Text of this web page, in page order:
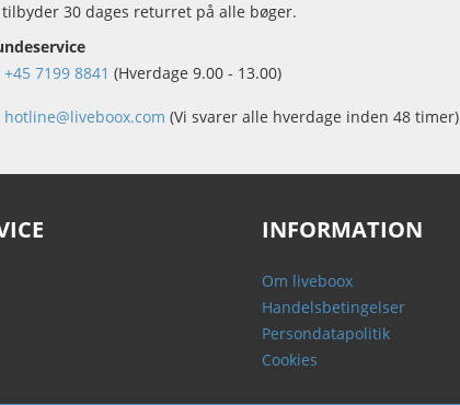
tilbyder 30 dages returret på alle bøger.
+45 7199 8841 (Hverdage 9.00 - 13.00)
hotline@liveboox.com (Vi svarer alle hverdage inden 48 timer)
INFORMATION
Om liveboox
Handelsbetingelser
Persondatapolitik
Cookies